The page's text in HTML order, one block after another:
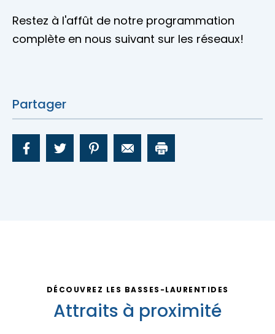
Restez à l'affût de notre programmation
complète en nous suivant sur les réseaux!
Partager
DÉCOUVREZ LES BASSES-LAURENTIDES
Attraits à proximité